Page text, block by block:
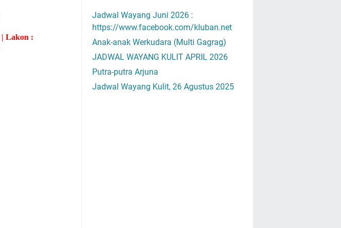
| Lakon :
Jadwal Wayang Juni 2026 :
https://www.facebook.com/kluban.net
Anak-anak Werkudara (Multi Gagrag)
JADWAL WAYANG KULIT APRIL 2026
Putra-putra Arjuna
Jadwal Wayang Kulit, 26 Agustus 2025